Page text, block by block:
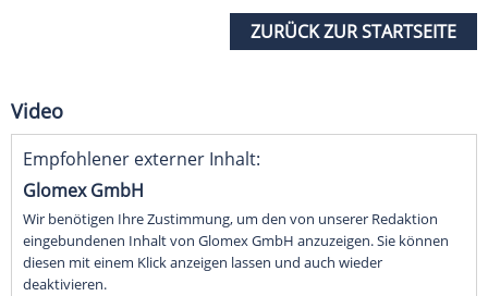
ZURÜCK ZUR STARTSEITE
Video
Empfohlener externer Inhalt:
Glomex GmbH
Wir benötigen Ihre Zustimmung, um den von unserer Redaktion
eingebundenen Inhalt von Glomex GmbH anzuzeigen. Sie können
diesen mit einem Klick anzeigen lassen und auch wieder
deaktivieren.